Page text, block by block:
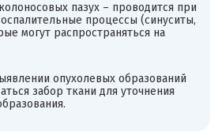
пазух – проводится при
процессы (синуситы,
могут распространяться на
опухолевых образований
забор ткани для уточнения